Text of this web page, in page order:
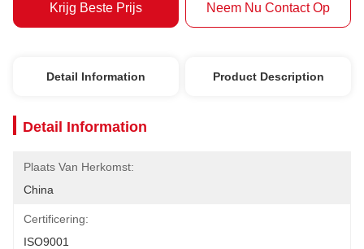
Krijg Beste Prijs Neem Nu Contact Op
Detail Information Product Description
Detail Information
Plaats Van Herkomst:
China
Certificering:
ISO9001